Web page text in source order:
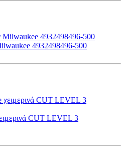
4932498496-500
CUT LEVEL 3